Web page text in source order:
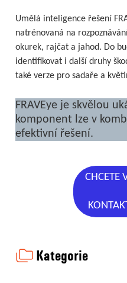
Umělá inteligence řešení
natrénovaná na
okurek, rajčat a jahod. Do
identifikovat i další druhy
také verze pro sadaře a
FRAVEye je skvělou
komponent lze v
efektivní řešení.
CHCETE
Kategorie